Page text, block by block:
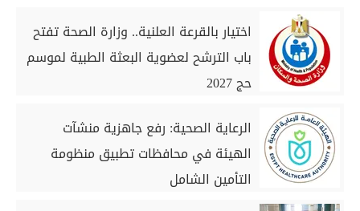
اختيار بالقرعة العلنية.. وزارة الصحة تفتح
باب الترشح لعضوية البعثة الطبية لموسم
حج 2027
الرعاية الصحية: رفع جاهزية منشآت
الهيئة في محافظات تطبيق منظومة
التأمين الشامل